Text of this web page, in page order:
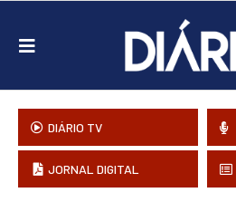
DIÁRIO TV
JORNAL DIGITAL